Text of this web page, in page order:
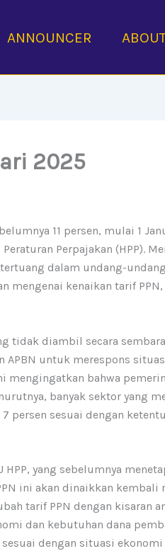
ANNOUNCER
2025
11 persen, mulai 1
Perpajakan (HPP).
dalam undang-
mengenai kenaikan tarif
tidak diambil secara
untuk merespons
mengingatkan bahwa
banyak sektor yang
persen sesuai dengan
yang sebelumnya
ini akan dinaikkan kembali
tarif PPN dengan kisaran
dan kebutuhan dana
sesuai dengan situasi